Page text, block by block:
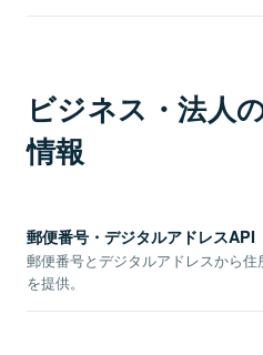
ビジネス・法人
情報
郵便番号・デジタルアドレスAPI
郵便番号とデジタルアドレスから
を提供。